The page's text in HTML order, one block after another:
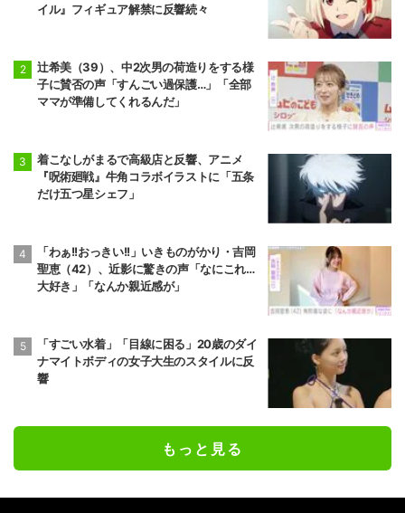
イル』フィギュア解禁に反響続々
辻希美（39）、中2次男の荷造りをする様
子に賛否の声「すんごい過保護…」「全部
ママが準備してくれるんだ」
着こなしがまるで高級店と反響、アニメ
『呪術廻戦』牛角コラボイラストに「五条
だけ五つ星シェフ」
「わぁ!!おっきい!!」いきものがかり・吉岡
聖恵（42）、近影に驚きの声「なにこれ…
大好き」「なんか親近感が」
「すごい水着」「目線に困る」20歳のダイ
ナマイトボディの女子大生のスタイルに反
響
もっと見る